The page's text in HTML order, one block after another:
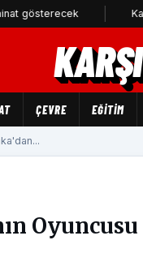
Karşıyaka
ÇEVRE EĞİTİM
Oyuncusu